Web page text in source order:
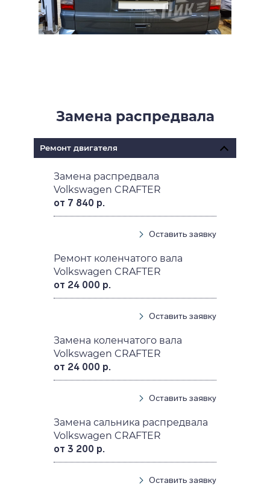
Замена распредвала
Ремонт двигателя
Замена распредвала
Volkswagen CRAFTER
от 7 840 р.
Оставить заявку
Ремонт коленчатого вала
Volkswagen CRAFTER
от 24 000 р.
Оставить заявку
Замена коленчатого вала
Volkswagen CRAFTER
от 24 000 р.
Оставить заявку
Замена сальника распредвала
Volkswagen CRAFTER
от 3 200 р.
Оставить заявку